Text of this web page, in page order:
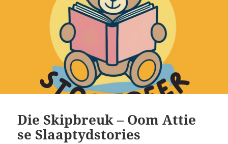
Die Skipbreuk – Oom Attie
se Slaaptydstories